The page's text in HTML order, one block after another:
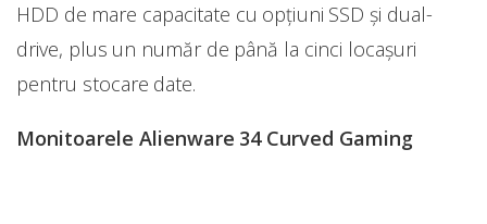
HDD de mare capacitate cu opţiuni SSD şi dual-
drive, plus un număr de până la cinci locaşuri
pentru stocare date.
Monitoarele Alienware 34 Curved Gaming